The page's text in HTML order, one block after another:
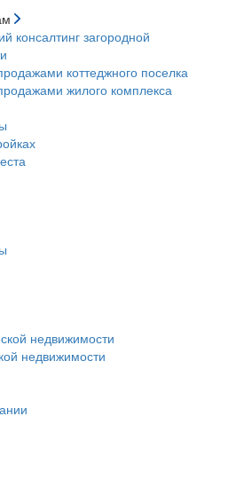
консалтинг загородной
коттеджного поселка
жилого комплекса
недвижимости
недвижимости